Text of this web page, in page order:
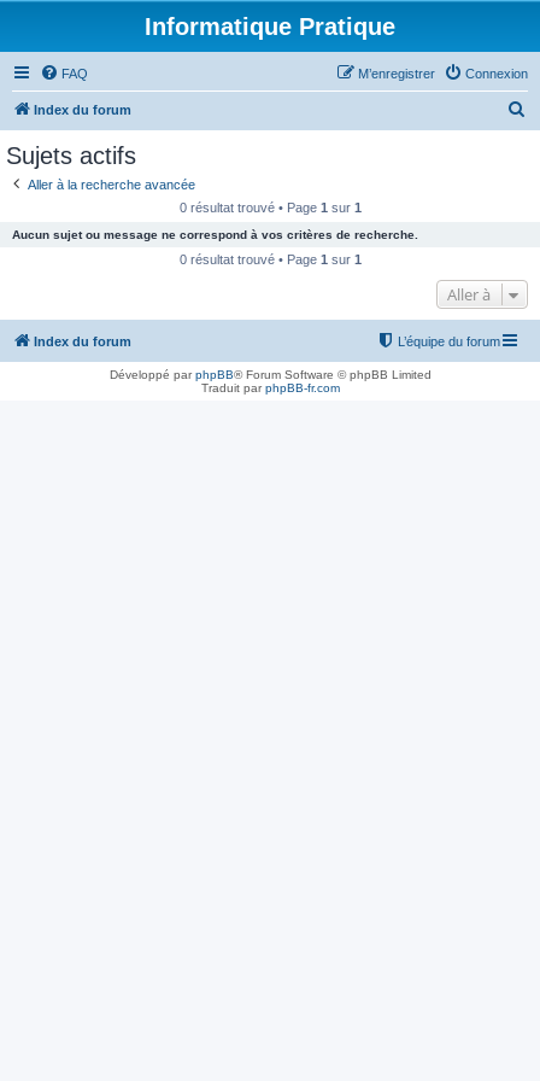
Informatique Pratique
FAQ Connexion
M’enregistrer
Index du forum
c
h
Sujets actifs
Aller à la recherche avancée
0 résultat trouvé • Page 1 sur 1
Aucun sujet ou message ne correspond à vos critères de recherche.
0 résultat trouvé • Page 1 sur 1
Aller à
Index du forum L’équipe du forum
Développé parphpBB® Forum Software © phpBB Limited
Traduit parphpBB-fr.com